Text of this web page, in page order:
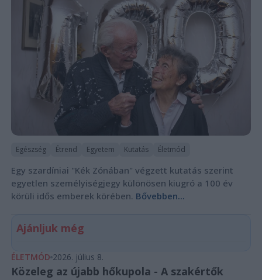
Egészség Étrend Egyetem Kutatás Életmód
Egy szardíniai "Kék Zónában" végzett kutatás szerint
egyetlen személyiségjegy különösen kiugró a 100 év
körüli idős emberek körében. Bővebben...
Ajánljuk még
ÉLETMÓD 2026. július 8.
Közeleg az újabb hőkupola - A szakértők